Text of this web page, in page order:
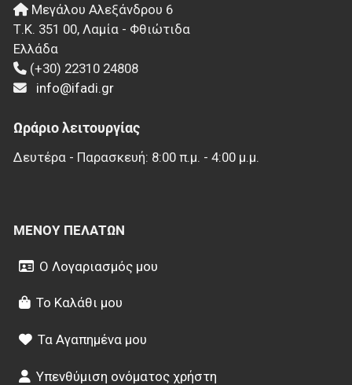
Μεγάλου Αλεξάνδρου 6
Τ.Κ. 351 00, Λαμία - Φθιώτιδα
Ελλάδα
(+30) 22310 24808
info@ifadi.gr
Ωράριο λειτουργίας
Δευτέρα - Παρασκευή: 8:00 π.μ. - 4:00 μ.μ.
ΜΕΝΟΎ ΠΕΛΑΤΏΝ
Ο Λογαριασμός μου
Το Καλάθι μου
Τα Αγαπημένα μου
Υπενθύμιση ονόματος χρήστη